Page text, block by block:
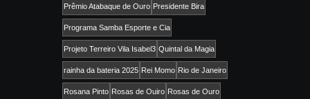
Prêmio Atabaque de Ouro Presidente Bira
Programa Samba Esporte e Cia
Projeto Terreiro Vila Isabel3 Quintal da Magia
rainha da bateria 2025 Rei Momo Rio de Janeiro
Rosana Pinto Rosas de Ouiro Rosas de Ouro